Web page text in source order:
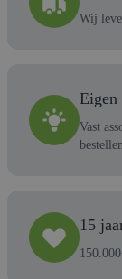
Wij
Eigen
Vast
bestellen
15